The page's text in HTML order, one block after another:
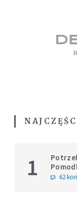
1
intencji
62